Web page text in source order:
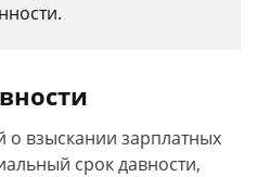
взыскании зарплатных
срок давности,